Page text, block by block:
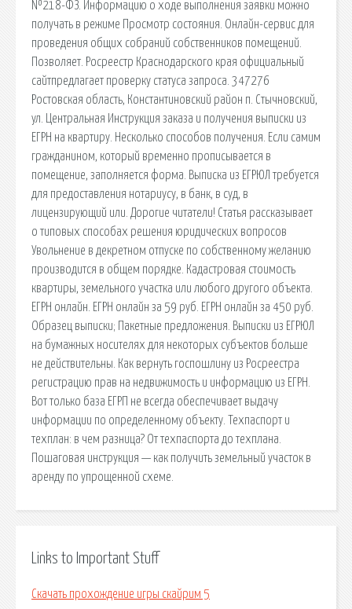
№218-ФЗ. Информацию о ходе выполнения заявки можно
получать в режиме Просмотр состояния. Онлайн-сервис для
проведения общих собраний собственников помещений.
Позволяет. Росреестр Краснодарского края официальный
сайтпредлагает проверку статуса запроса. 347276
Ростовская область, Константиновский район п. Стычновский,
ул. Центральная Инструкция заказа и получения выписки из
ЕГРН на квартиру. Несколько способов получения. Если самим
гражданином, который временно прописывается в
помещение, заполняется форма. Выписка из ЕГРЮЛ требуется
для предоставления нотариусу, в банк, в суд, в
лицензирующий или. Дорогие читатели! Статья рассказывает
о типовых способах решения юридических вопросов
Увольнение в декретном отпуске по собственному желанию
производится в общем порядке. Кадастровая стоимость
квартиры, земельного участка или любого другого объекта.
ЕГРН онлайн. ЕГРН онлайн за 59 руб. ЕГРН онлайн за 450 руб.
Образец выписки; Пакетные предложения. Выписки из ЕГРЮЛ
на бумажных носителях для некоторых субъектов больше
не действительны. Как вернуть госпошлину из Росреестра
регистрацию прав на недвижимость и информацию из ЕГРН.
Вот только база ЕГРП не всегда обеспечивает выдачу
информации по определенному объекту. Техпаспорт и
техплан: в чем разница? От техпаспорта до техплана.
Пошаговая инструкция — как получить земельный участок в
аренду по упрощенной схеме.
Links to Important Stuff
Скачать прохождение игры скайрим 5